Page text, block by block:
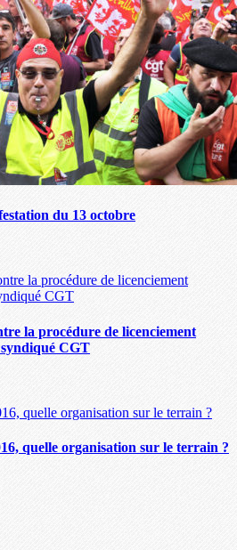
du 13 octobre
la procédure de licenciement
syndiqué CGT
quelle organisation sur le terrain ?